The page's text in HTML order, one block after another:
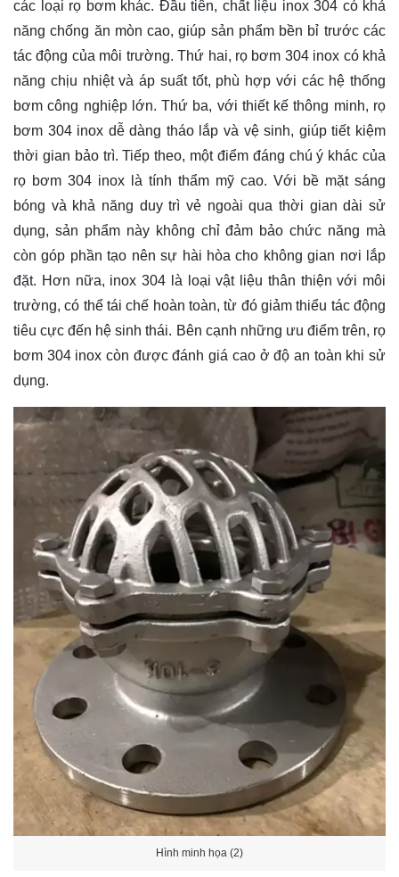
các loại rọ bơm khác. Đầu tiên, chất liệu inox 304 có khả
năng chống ăn mòn cao, giúp sản phẩm bền bỉ trước các
tác động của môi trường. Thứ hai, rọ bơm 304 inox có khả
năng chịu nhiệt và áp suất tốt, phù hợp với các hệ thống
bơm công nghiệp lớn. Thứ ba, với thiết kế thông minh, rọ
bơm 304 inox dễ dàng tháo lắp và vệ sinh, giúp tiết kiệm
thời gian bảo trì. Tiếp theo, một điểm đáng chú ý khác của
rọ bơm 304 inox là tính thẩm mỹ cao. Với bề mặt sáng
bóng và khả năng duy trì vẻ ngoài qua thời gian dài sử
dụng, sản phẩm này không chỉ đảm bảo chức năng mà
còn góp phần tạo nên sự hài hòa cho không gian nơi lắp
đặt. Hơn nữa, inox 304 là loại vật liệu thân thiện với môi
trường, có thể tái chế hoàn toàn, từ đó giảm thiểu tác động
tiêu cực đến hệ sinh thái. Bên cạnh những ưu điểm trên, rọ
bơm 304 inox còn được đánh giá cao ở độ an toàn khi sử
dụng.
Hình minh họa (2)